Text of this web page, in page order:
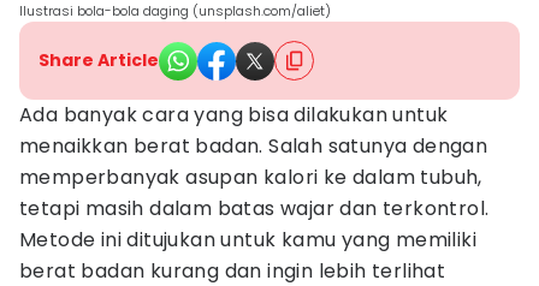
Ilustrasi bola-bola daging (unsplash.com/aliet)
Share Article
Ada banyak cara yang bisa dilakukan untuk
menaikkan berat badan. Salah satunya dengan
memperbanyak asupan kalori ke dalam tubuh,
tetapi masih dalam batas wajar dan terkontrol.
Metode ini ditujukan untuk kamu yang memiliki
berat badan kurang dan ingin lebih terlihat